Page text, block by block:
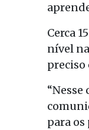
Cerca
nível
preciso
para